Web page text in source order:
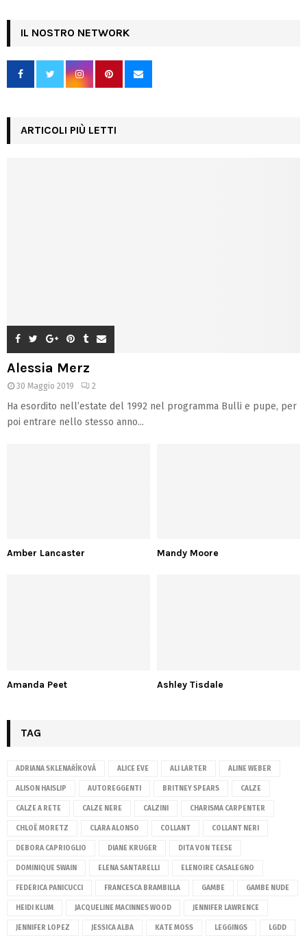
IL NOSTRO NETWORK
ARTICOLI PIÙ LETTI
Alessia Merz
30 Maggio 2019 2
Ha esordito nell’estate del 1992 nel programma Bulli e pupe, per
poi entrare nello stesso anno...
Amber Lancaster Mandy Moore
Amanda Peet Ashley Tisdale
TAG
ADRIANA SKLENAŘÍKOVÁ ALICE EVE ALI LARTER ALINE WEBER
ALISON HAISLIP AUTOREGGENTI BRITNEY SPEARS CALZE
CALZE A RETE CALZE NERE CALZINI CHARISMA CARPENTER
CHLOË MORETZ CLARA ALONSO COLLANT COLLANT NERI
DEBORA CAPRIOGLIO DIANE KRUGER DITA VON TEESE
DOMINIQUE SWAIN ELENA SANTARELLI ELENOIRE CASALEGNO
FEDERICA PANICUCCI FRANCESCA BRAMBILLA GAMBE GAMBE NUDE
HEIDI KLUM JACQUELINE MACINNES WOOD JENNIFER LAWRENCE
JENNIFER LOPEZ JESSICA ALBA KATE MOSS LEGGINGS LGDD